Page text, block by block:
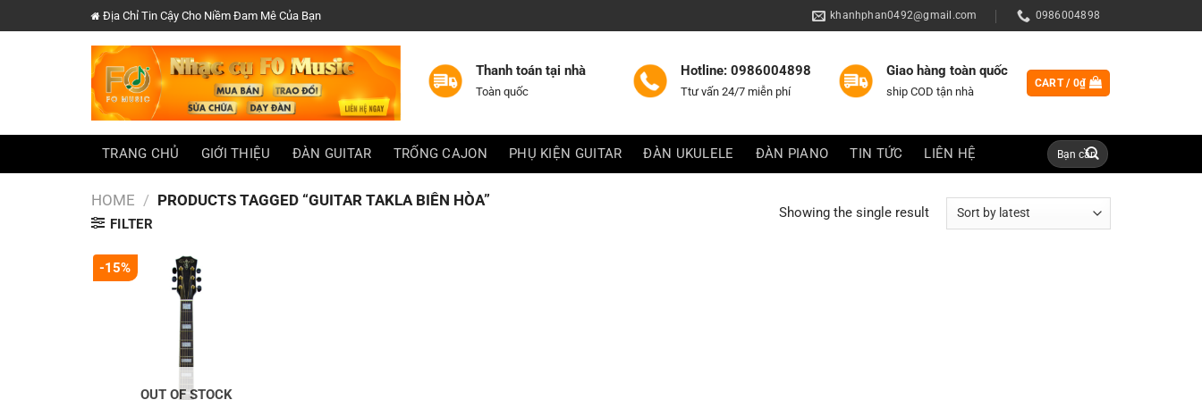
đến
Địa Chỉ Tin Cậy Cho Niềm Đam Mê Của Bạn khanhphan0492@gmail.com 0986004898
Thanh toán tại nhà
Toàn quốc
Hotline: 0986004898
Ttư vấn 24/7 miễn phí
Giao hàng toàn quốc
ship COD tận nhà
CART / 0₫
TRANG CHỦ GIỚI THIỆU ĐÀN GUITAR TRỐNG CAJON PHỤ KIỆN GUITAR ĐÀN UKULELE ĐÀN PIANO TIN TỨC LIÊN HỆ
Search
for:
HOME / PRODUCTS TAGGED “GUITAR TAKLA BIÊN HÒA”
FILTER
Showing the single result
-15%
OUT OF STOCK